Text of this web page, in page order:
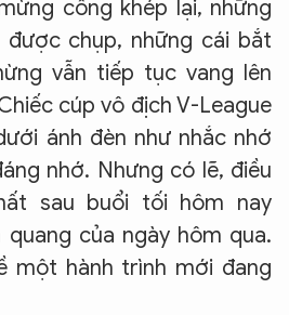
công khép lại, những
chụp, những cái bắt
vẫn tiếp tục vang lên
cúp vô địch V-League
ánh đèn như nhắc nhớ
nhớ. Nhưng có lẽ, điều
sau buổi tối hôm nay
quang của ngày hôm qua.
một hành trình mới đang